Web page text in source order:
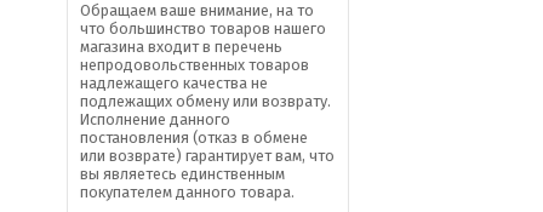
Обращаем ваше внимание, на то
что большинство товаров нашего
магазина входит в перечень
непродовольственных товаров
надлежащего качества не
подлежащих обмену или возврату.
Исполнение данного
постановления (отказ в обмене
или возврате) гарантирует вам, что
вы являетесь единственным
покупателем данного товара.